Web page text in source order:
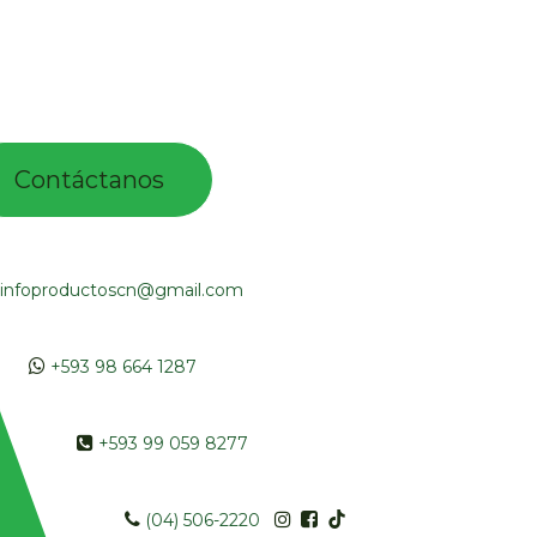
infoproductoscn@gmail.com
+593 98 664 1287
​ +593 99 059 8277
(04) 506-2220 ​​​
Contác​tano​​​s​​​​​